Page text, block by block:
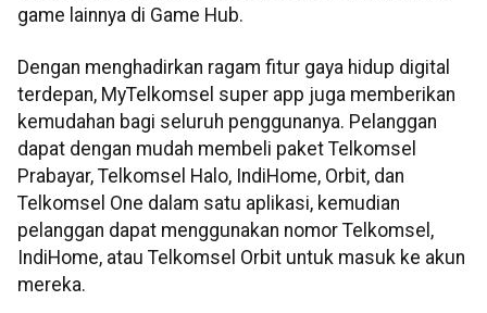
game lainnya di Game Hub.
Dengan menghadirkan ragam fitur gaya hidup digital
terdepan, MyTelkomsel super app juga memberikan
kemudahan bagi seluruh penggunanya. Pelanggan
dapat dengan mudah membeli paket Telkomsel
Prabayar, Telkomsel Halo, IndiHome, Orbit, dan
Telkomsel One dalam satu aplikasi, kemudian
pelanggan dapat menggunakan nomor Telkomsel,
IndiHome, atau Telkomsel Orbit untuk masuk ke akun
mereka.